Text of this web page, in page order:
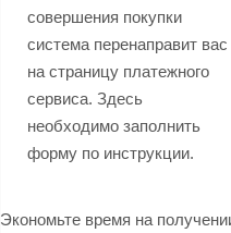
совершения покупки
система перенаправит вас
на страницу платежного
сервиса. Здесь
необходимо заполнить
форму по инструкции.
Экономьте время на